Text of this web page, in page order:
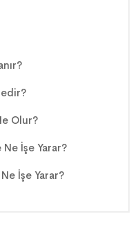
Olur?
İşe Yarar?
İşe Yarar?